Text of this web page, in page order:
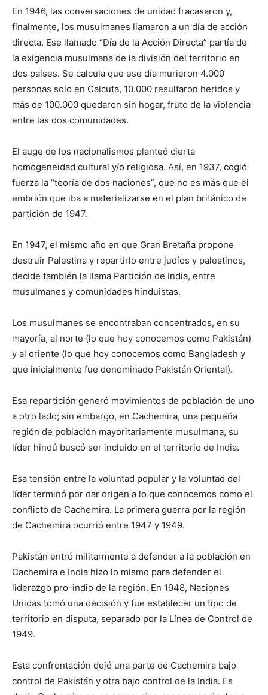
En 1946, las conversaciones de unidad fracasaron y,
finalmente, los musulmanes llamaron a un día de acción
directa. Ese llamado “Día de la Acción Directa” partía de
la exigencia musulmana de la división del territorio en
dos países. Se calcula que ese día murieron 4.000
personas solo en Calcuta, 10.000 resultaron heridos y
más de 100.000 quedaron sin hogar, fruto de la violencia
entre las dos comunidades.
El auge de los nacionalismos planteó cierta
homogeneidad cultural y/o religiosa. Así, en 1937, cogió
fuerza la “teoría de dos naciones”, que no es más que el
embrión que iba a materializarse en el plan británico de
partición de 1947.
En 1947, el mismo año en que Gran Bretaña propone
destruir Palestina y repartirlo entre judíos y palestinos,
decide también la llama Partición de India, entre
musulmanes y comunidades hinduistas.
Los musulmanes se encontraban concentrados, en su
mayoría, al norte (lo que hoy conocemos como Pakistán)
y al oriente (lo que hoy conocemos como Bangladesh y
que inicialmente fue denominado Pakistán Oriental).
Esa repartición generó movimientos de población de uno
a otro lado; sin embargo, en Cachemira, una pequeña
región de población mayoritariamente musulmana, su
líder hindú buscó ser incluido en el territorio de India.
Esa tensión entre la voluntad popular y la voluntad del
líder terminó por dar origen a lo que conocemos como el
conflicto de Cachemira. La primera guerra por la región
de Cachemira ocurrió entre 1947 y 1949.
Pakistán entró militarmente a defender a la población en
Cachemira e India hizo lo mismo para defender el
liderazgo pro-indio de la región. En 1948, Naciones
Unidas tomó una decisión y fue establecer un tipo de
territorio en disputa, separado por la Línea de Control de
1949.
Esta confrontación dejó una parte de Cachemira bajo
control de Pakistán y otra bajo control de la India. Es